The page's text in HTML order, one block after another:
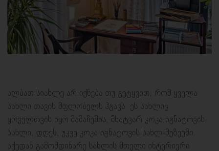
ალბათ სიახლე არ იქნება თუ გეტყვით, რომ ყველა
სახლი თავის მფლობელს ჰგავს. ეს სახლიც
ყოველთვის იყო მამაჩემის, მხატვარ კოკა იგნატოვის
სახლი, დღეს, უკვე კოკა იგნატოვის სახლ-მუზეუმი.
აქედან გამომდინარე სახლის მთელი ინტერიერი